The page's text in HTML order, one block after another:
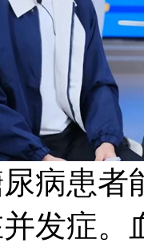
病患者
发症。